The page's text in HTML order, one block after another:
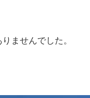
ませんでした。